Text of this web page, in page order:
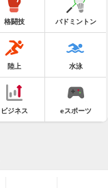
格闘技 バドミントン
陸上 水泳
ビジネス eスポーツ